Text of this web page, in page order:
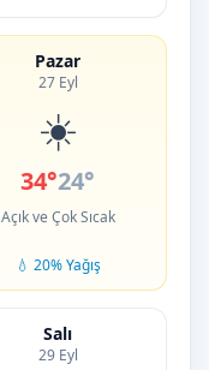
Pazar
27 Eyl
☀️
34°24°
Açık ve Çok Sıcak
💧 20% Yağış
Salı
29 Eyl